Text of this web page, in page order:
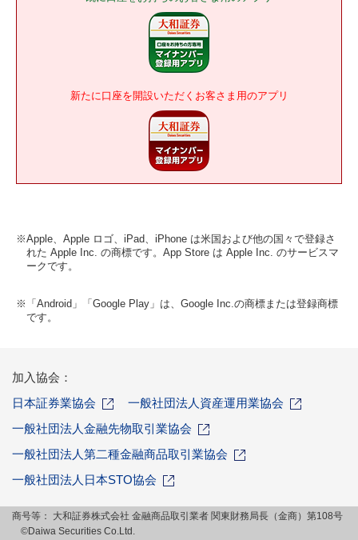
新たに口座を開設いただくお客さま用のアプリ
※Apple、Apple ロゴ、iPad、iPhone は米国および他の国々で登録さ
れた Apple Inc. の商標です。App Store は Apple Inc. のサービスマ
ークです。
※「Android」「Google Play」は、Google Inc.の商標または登録商標
です。
加入協会：
日本証券業協会
一般社団法人資産運用業協会
一般社団法人金融先物取引業協会
一般社団法人第二種金融商品取引業協会
一般社団法人日本STO協会
商号等：
大和証券株式会社 金融商品取引業者 関東財務局長（金商）第108号
©Daiwa Securities Co.Ltd.